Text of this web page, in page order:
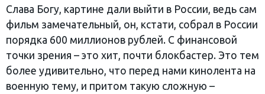
Слава Богу, картине дали выйти в России, ведь сам
фильм замечательный, он, кстати, собрал в России
порядка 600 миллионов рублей. С финансовой
точки зрения – это хит, почти блокбастер. Это тем
более удивительно, что перед нами кинолента на
военную тему, и притом такую сложную –